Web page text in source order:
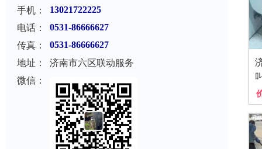
手机：
13021722225
电话： 0531-86666627
传真： 0531-86666627
地址：
济南市六区联动服务
微信：